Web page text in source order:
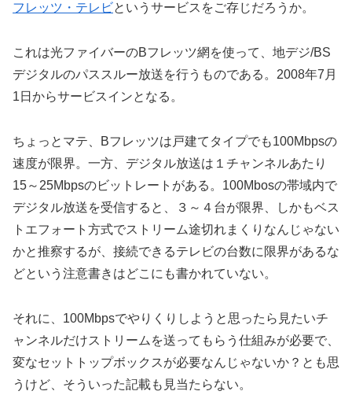
フレッツ・テレビというサービスをご存じだろうか。
これは光ファイバーのBフレッツ網を使って、地デジ/BS
デジタルのパススルー放送を行うものである。2008年7月
1日からサービスインとなる。
ちょっとマテ、Bフレッツは戸建てタイプでも100Mbpsの
速度が限界。一方、デジタル放送は１チャンネルあたり
15～25Mbpsのビットレートがある。100Mbosの帯域内で
デジタル放送を受信すると、３～４台が限界、しかもベス
トエフォート方式でストリーム途切れまくりなんじゃない
かと推察するが、接続できるテレビの台数に限界があるな
どという注意書きはどこにも書かれていない。
それに、100Mbpsでやりくりしようと思ったら見たいチ
ャンネルだけストリームを送ってもらう仕組みが必要で、
変なセットトップボックスが必要なんじゃないか？とも思
うけど、そういった記載も見当たらない。